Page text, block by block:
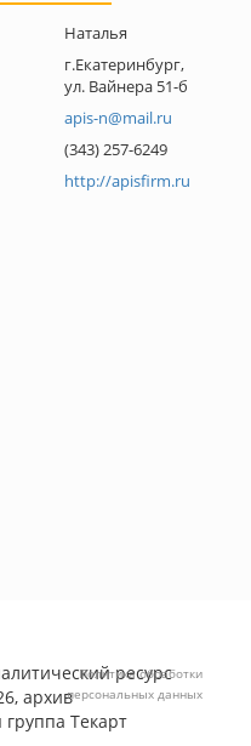
Наталья
г.Екатеринбург,
ул. Вайнера 51-б
apis-n@mail.ru
(343) 257-6249
http://apisfirm.ru
ресурс
архив
группа Текарт
Политика обработки
персональных данных